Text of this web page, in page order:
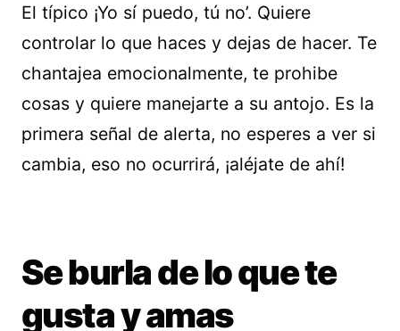
El típico ¡Yo sí puedo, tú no’. Quiere
controlar lo que haces y dejas de hacer. Te
chantajea emocionalmente, te prohibe
cosas y quiere manejarte a su antojo. Es la
primera señal de alerta, no esperes a ver si
cambia, eso no ocurrirá, ¡aléjate de ahí!
Se burla de lo que te
gusta y amas